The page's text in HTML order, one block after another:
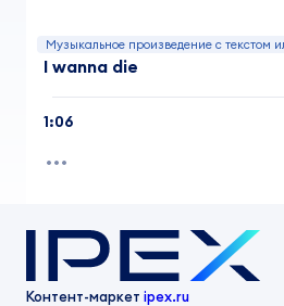
Музыкальное произведение с текстом
I wanna die
1:06
Контент-маркет ipex.ru